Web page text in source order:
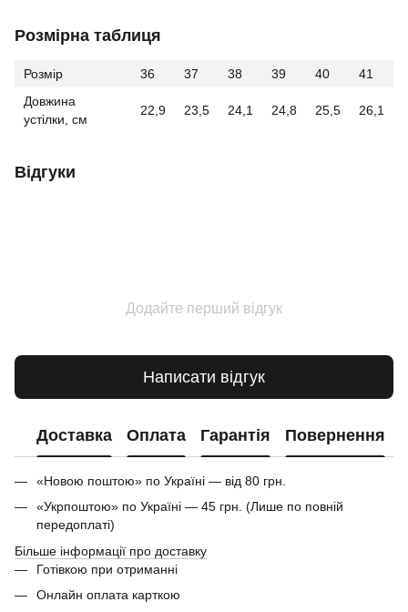
Розмірна таблиця
Розмір 36 37 38 39 40
41
Довжина
устілки, см
22,9 23,5 24,1 24,8 25,5 26,1
Відгуки
Додайте перший відгук
Написати відгук
Доставка Оплата Гарантія Повернення
«Новою поштою» по Україні — від 80 грн.
«Укрпоштою» по Україні — 45 грн. (Лише по повній
передоплаті)
Більше інформації про доставку
Готівкою при отриманні
Онлайн оплата карткою